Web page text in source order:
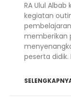
RA Ulul
kegiatan
memberikan
peserta